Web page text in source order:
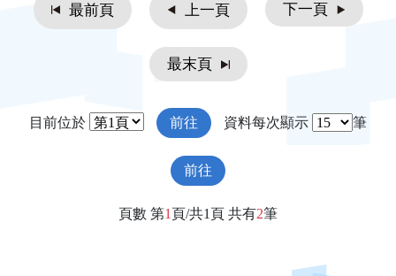
最前頁 上一頁 下一頁
最末頁
目前位於 前往 資料每次顯示 筆
前往
頁數 第1 頁/共1頁 共有2筆